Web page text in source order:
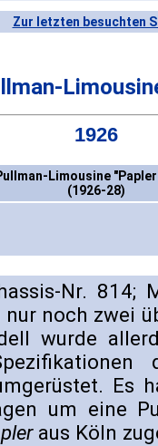
Zur letzten besuchten
1926
Limousine
(1926-28)
Nr. 814;
noch zwei
wurde
Es
um eine
aus Köln